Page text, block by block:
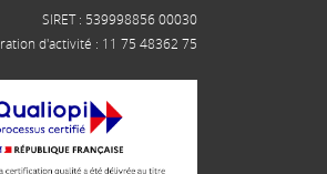
SIRET : 539998856 00030
d'activité : 11 75 48362 75